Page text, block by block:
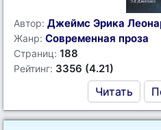
Автор: Джеймс Эрика
Жанр: Современная проза
Страниц: 188
Рейтинг: 3356 (4.21)
Читать